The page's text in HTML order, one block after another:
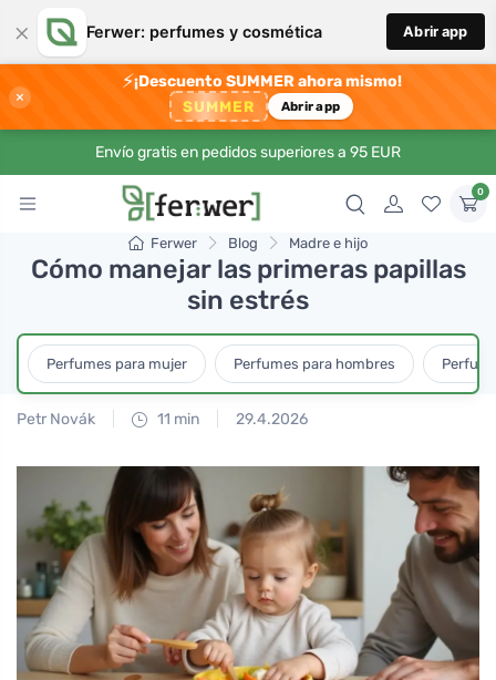
× Ferwer: perfumes y cosmética Abrir app
×
⚡¡Descuento SUMMER ahora mismo!
SUMMER Abrir app
Envío gratis en pedidos superiores a 95 EUR
0
Ferwer Blog Madre e hijo
Cómo manejar las primeras papillas
sin estrés
Perfumes para mujer Perfumes para hombres
Petr Novák 11 min 29.4.2026